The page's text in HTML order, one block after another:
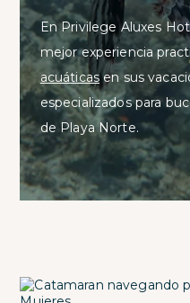
En Privilege Aluxes
mejor experiencia
acuáticasen sus
especializados para
de Playa Norte.